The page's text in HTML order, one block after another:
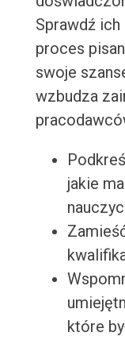
Sprawdź ich
proces
swoje
wzbudza
jakie
które